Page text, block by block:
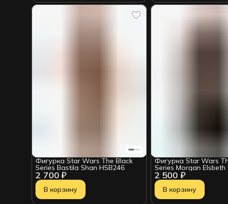
2 700 ₽
Фигурка Star Wars The Black
Series Bastila Shan HSB246
В корзину
2 500 ₽
Фигурка Star Wars
Series Morgan Elsbeth
В корзину